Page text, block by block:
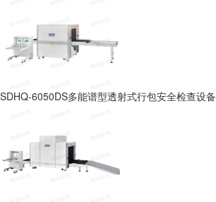
SDHQ-6050DS多能谱型透射式行包安全检查设备